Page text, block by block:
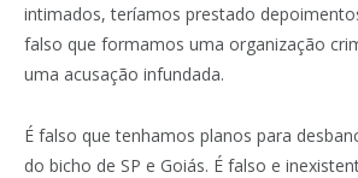
intimados, teríamos prestado
falso que formamos uma organização
uma acusação infundada.
É falso que tenhamos planos para
do bicho de SP e Goiás. É falso e